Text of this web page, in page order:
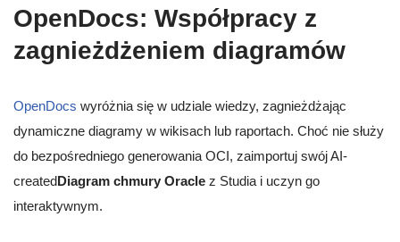
OpenDocs: Współpracy z
zagnieżdżeniem diagramów
OpenDocs wyróżnia się w udziale wiedzy, zagnieżdżając
dynamiczne diagramy w wikisach lub raportach. Choć nie służy
do bezpośredniego generowania OCI, zaimportuj swój AI-
createdDiagram chmury Oracle z Studia i uczyn go
interaktywnym.